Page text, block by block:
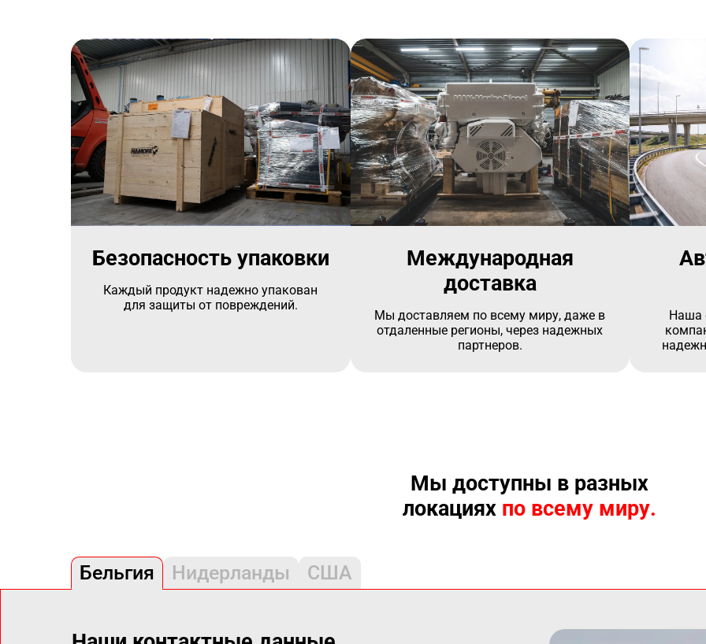
Безопасность упаковки
Каждый продукт надежно упакован
для защиты от повреждений.
Международная
доставка
Мы доставляем по всему миру, даже в
отдаленные регионы, через надежных
партнеров.
Наша
Мы доступны в разных
локациях по всему миру.
Бельгия Нидерланды США